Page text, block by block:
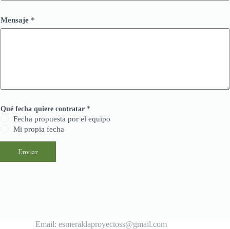
Mensaje *
Qué fecha quiere contratar *
Fecha propuesta por el equipo
Mi propia fecha
Enviar
Email: esmeraldaproyectoss@gmail.com